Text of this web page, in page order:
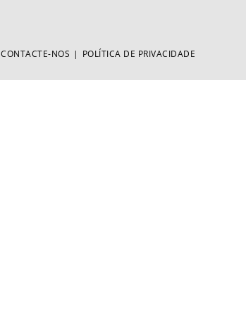
CONTACTE-NOS POLÍTICA DE PRIVACIDADE